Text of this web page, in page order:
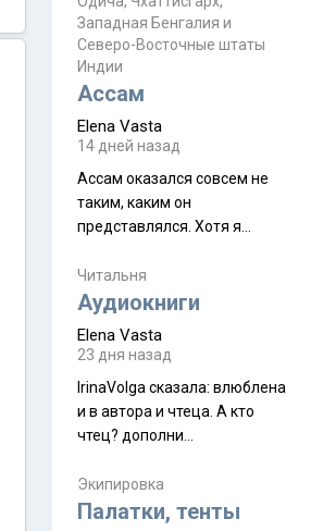
Пока
знакомых вот так увели
аккаунты
Западная Бенгалия и
Северо-Восточные штаты
Индии
Ассам
Elena Vasta
14 дней назад
Ассам оказался совсем не
таким, каким он
представлялся. Хотя я
краешек, но все же схватила
ауру штата, как-то он меня
природа, мягкие
такая как бы переходная
ступень между привычной
нам Индией и остальными
надеюсь увидеть.
Читальня
Аудиокниги
Elena Vasta
23 дня назад
IrinaVolga сказалa: влюблена
и в автора и чтеца. А кто
чтец? дополни
Экипировка
Палатки, тенты